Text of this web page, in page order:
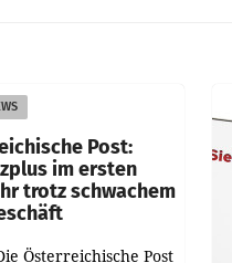
Post:
im ersten
trotz schwachem
Österreichische Post